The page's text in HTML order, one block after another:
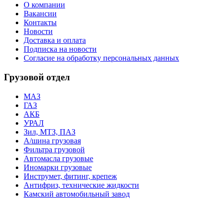
О компании
Вакансии
Контакты
Новости
Доставка и оплата
Подписка на новости
Согласие на обработку персональных данных
Грузовой отдел
МАЗ
ГАЗ
АКБ
УРАЛ
Зил, МТЗ, ПАЗ
А/шина грузовая
Фильтра грузовой
Автомасла грузовые
Иномарки грузовые
Инструмет, фитинг, крепеж
Антифриз, технические жидкости
Камский автомобильный завод